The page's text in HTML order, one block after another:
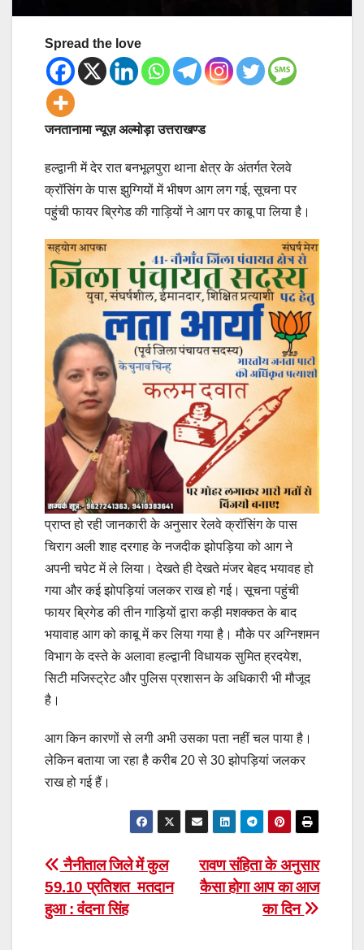
Spread the love
जनतानामा न्यूज़ अल्मोड़ा उत्तराखण्ड
हल्द्वानी में देर रात बनभूलपुरा थाना क्षेत्र के अंतर्गत रेलवे
क्रॉसिंग के पास झुग्गियों में भीषण आग लग गई, सूचना पर
पहुंची फायर ब्रिगेड की गाड़ियों ने आग पर काबू पा लिया है।
प्राप्त हो रही जानकारी के अनुसार रेलवे क्रॉसिंग के पास
चिराग अली शाह दरगाह के नजदीक झोपड़िया को आग ने
अपनी चपेट में ले लिया। देखते ही देखते मंजर बेहद भयावह हो
गया और कई झोपड़ियां जलकर राख हो गई। सूचना पहुंची
फायर ब्रिगेड की तीन गाड़ियों द्वारा कड़ी मशक्कत के बाद
भयावाह आग को काबू में कर लिया गया है। मौके पर अग्निशमन
विभाग के दस्ते के अलावा हल्द्वानी विधायक सुमित ह्रदयेश,
सिटी मजिस्ट्रेट और पुलिस प्रशासन के अधिकारी भी मौजूद
है।
आग किन कारणों से लगी अभी उसका पता नहीं चल पाया है।
लेकिन बताया जा रहा है करीब 20 से 30 झोपड़ियां जलकर
राख हो गई हैं।
Post
navigation
रावण संहिता के अनुसार
कैसा होगा आप का आज
का दिन
नैनीताल जिले में कुल
59.10 प्रतिशत मतदान
हुआ : वंंदना सिंह